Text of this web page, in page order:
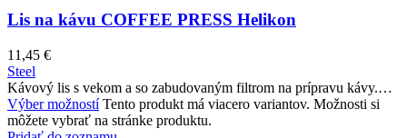
Lis na kávu COFFEE PRESS Helikon
11,45 €
Steel
Kávový lis s vekom a so zabudovaným filtrom na prípravu kávy.…
Výber možností Tento produkt má viacero variantov. Možnosti si
môžete vybrať na stránke produktu.